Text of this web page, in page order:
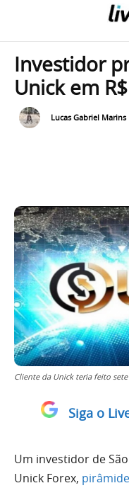
Investidor
Unick em
Lucas Gabriel Marins
Cliente da Unick teria feito
Siga o
Um investidor de
Unick Forex,